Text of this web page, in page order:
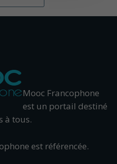
Mooc Francophone
est un portail destiné
à tous.
est référencée.